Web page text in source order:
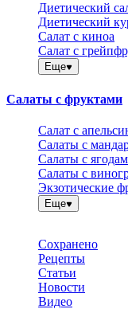
Диетический
Диетический
Салат с киноа
Салат с
Еще
Салаты с фруктами
Салат с
Салаты с
Салаты с
Салаты с
Экзотические
Еще
Сохранено
Рецепты
Статьи
Новости
Видео